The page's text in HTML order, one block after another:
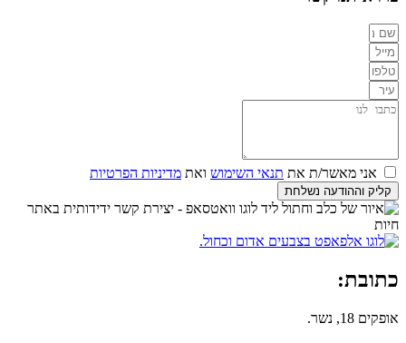
אני מאשר/ת את תנאי השימוש ואת מדיניות הפרטיות
קליק וההודעה נשלחת
כתובת:
אופקים 18, נשר.